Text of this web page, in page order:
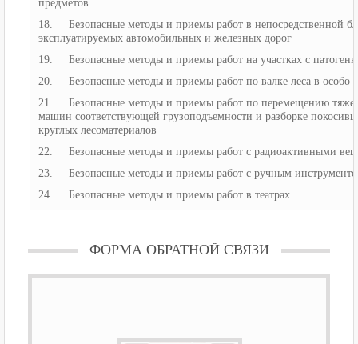
предметов
18. Безопасные методы и приемы работ в непосредственной
эксплуатируемых автомобильных и железных дорог
19. Безопасные методы и приемы работ на участках с
20. Безопасные методы и приемы работ по валке леса в особо
21. Безопасные методы и приемы работ по перемещению
машин соответствующей грузоподъемности и разборке
круглых лесоматериалов
22. Безопасные методы и приемы работ с радиоактивными
23. Безопасные методы и приемы работ с ручным
24. Безопасные методы и приемы работ в театрах
ФОРМА ОБРАТНОЙ СВЯЗИ